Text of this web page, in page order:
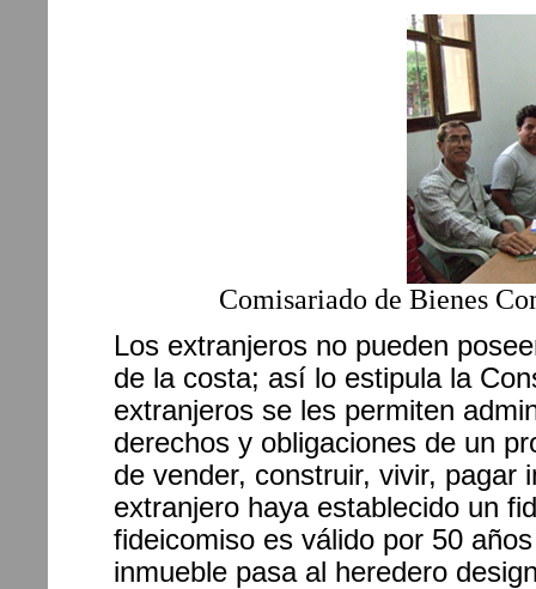
Comisariado de Bienes
Los extranjeros no pueden
de la costa; así lo estipula la
extranjeros se les permiten
derechos y obligaciones de un
de vender, construir, vivir, pagar
extranjero haya establecido un
fideicomiso es válido por 50
inmueble pasa al heredero